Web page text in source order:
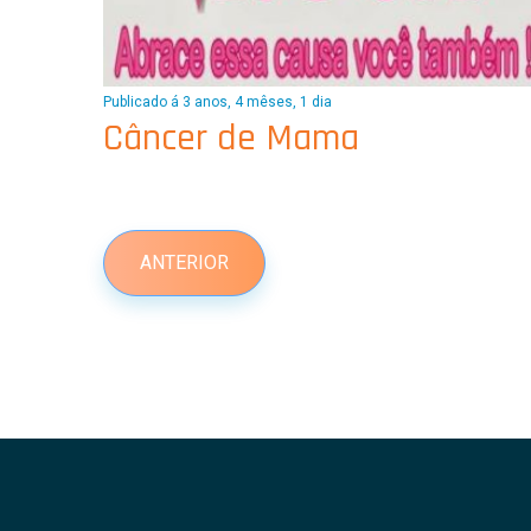
Publicado á 3 anos, 4 mêses, 1 dia
Câncer de Mama
ANTERIOR